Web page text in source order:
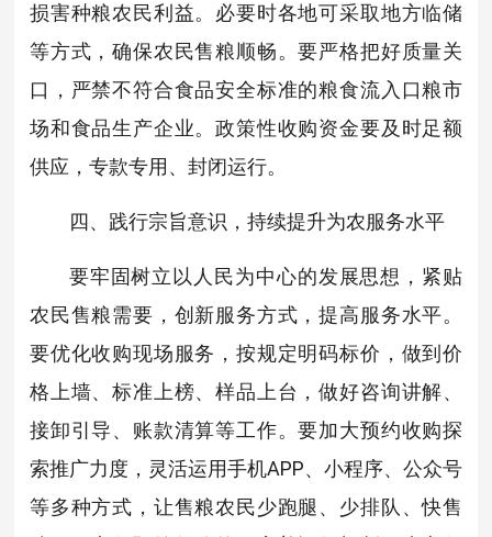
损害种粮农民利益。必要时各地可采取地方临储
等方式，确保农民售粮顺畅。要严格把好质量关
口，严禁不符合食品安全标准的粮食流入口粮市
场和食品生产企业。政策性收购资金要及时足额
供应，专款专用、封闭运行。
四、践行宗旨意识，持续提升为农服务水平
要牢固树立以人民为中心的发展思想，紧贴
农民售粮需要，创新服务方式，提高服务水平。
要优化收购现场服务，按规定明码标价，做到价
格上墙、标准上榜、样品上台，做好咨询讲解、
接卸引导、账款清算等工作。要加大预约收购探
索推广力度，灵活运用手机APP、小程序、公众号
等多种方式，让售粮农民少跑腿、少排队、快售